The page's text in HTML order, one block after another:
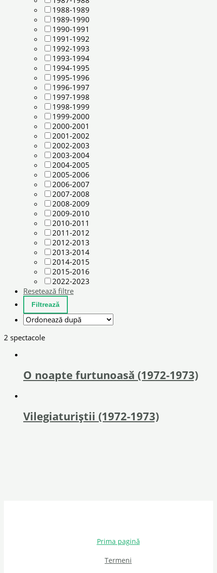
1988-1989
1989-1990
1990-1991
1991-1992
1992-1993
1993-1994
1994-1995
1995-1996
1996-1997
1997-1998
1998-1999
1999-2000
2000-2001
2001-2002
2002-2003
2003-2004
2004-2005
2005-2006
2006-2007
2007-2008
2008-2009
2009-2010
2010-2011
2011-2012
2012-2013
2013-2014
2014-2015
2015-2016
2022-2023
Resetează filtre
2 spectacole
O noapte furtunoasă (1972-1973)
Vilegiaturiștii (1972-1973)
Prima pagină
Termeni